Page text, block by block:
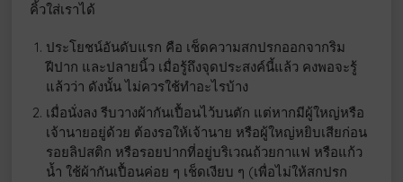
คิ้วใส่เราได้
ประโยชน์อันดับแรก คือ เช็ดความสกปรกออกจากริม
ฝีปาก และปลายนิ้ว เมื่อรู้ถึงจุดประสงค์นี้แล้ว คงพอจะรู้
แล้วว่า ดังนั้น ไม่ควรใช้ทำอะไรบ้าง
เมื่อนั่งลง รีบวางผ้ากันเปื้อนไว้บนตัก แต่หากมีผู้ใหญ่หรือ
เจ้านายอยู่ด้วย ต้องรอให้เจ้านาย หรือผู้ใหญ่หยิบเสียก่อน
รอยลิปสติก หรือรอยปากที่อยู่บริเวณถ้วยกาแฟ หรือแก้ว
น้ำ ใช้ผ้ากันเปื้อนค่อย ๆ เช็ดเงียบ ๆ (เพื่อไม่ให้สกปรก